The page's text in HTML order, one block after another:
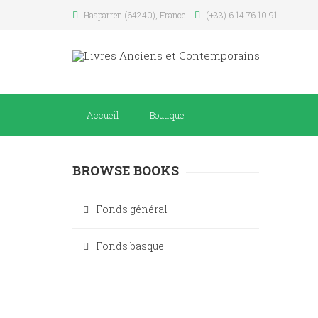
Hasparren (64240), France (+33) 6 14 76 10 91
Accueil Boutique
BROWSE BOOKS
Fonds général
Fonds basque